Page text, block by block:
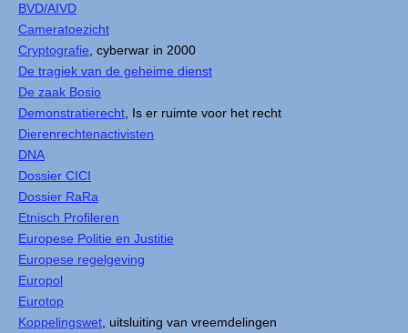
BVD/AIVD
Cameratoezicht
Cryptografie, cyberwar in 2000
De tragiek van de geheime dienst
De zaak Bosio
Demonstratierecht, Is er ruimte voor het recht
Dierenrechtenactivisten
DNA
Dossier CICI
Dossier RaRa
Etnisch Profileren
Europese Politie en Justitie
Europese regelgeving
Europol
Eurotop
Koppelingswet, uitsluiting van vreemdelingen